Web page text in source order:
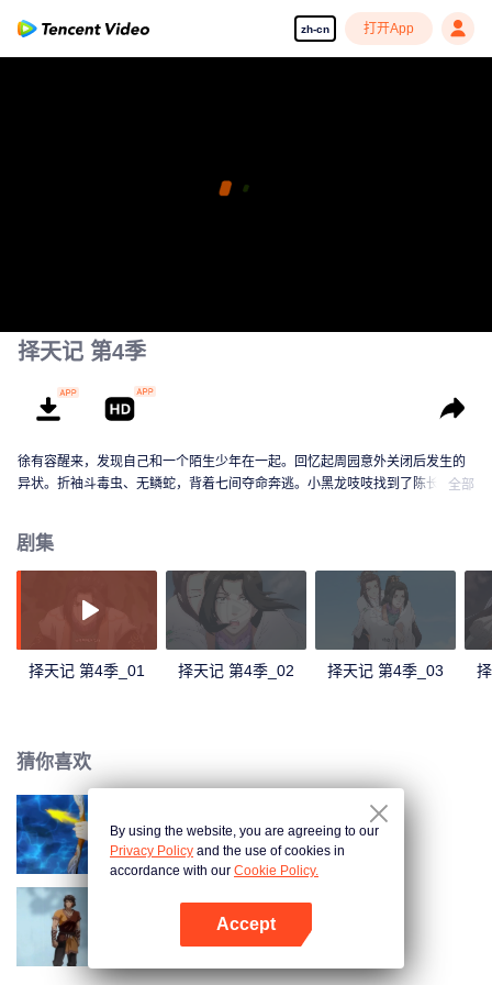
zh-cn 打开App
择天记 第4季
徐有容醒来，发现自己和一个陌生少年在一起。回忆起周园意外关闭后发生的
异状。折袖斗毒虫、无鳞蛇，背着七间夺命奔逃。小黑龙吱吱找到了陈长生，
有容失去战力。陈长生出手推开白海。徐陈初见，留下美好的第一印象。陈答
应带着徐上路。南客阻截徐有容和陈长生。
全部
剧集
择天记 第4季_01 择天记 第4季_02 择天记 第4季_03
猜你喜欢
择天记 第3季
择天记 第2季
By using the website, you are agreeing to our
Privacy Policy and the use of cookies in
accordance with our Cookie Policy.
Accept